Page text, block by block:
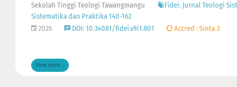
Sekolah Tinggi Teologi Tawangmangu
Fidei: Jurnal Teologi
Sistematika dan Praktika 140-162
2026
DOI: 10.34081/fidei.v9i1.801 Accred : Sinta 3
View more ...